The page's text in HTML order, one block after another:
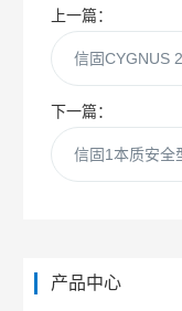
上一篇：
信固CYGNUS
下一篇：
信固1本质安全
产品中心